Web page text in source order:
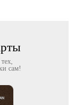
сам!